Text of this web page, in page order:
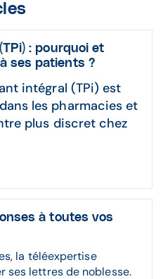
: pourquoi et
ses patients ?
intégral (TPi) est
les pharmacies et
plus discret chez
à toutes vos
la téléexpertise
ses lettres de noblesse.